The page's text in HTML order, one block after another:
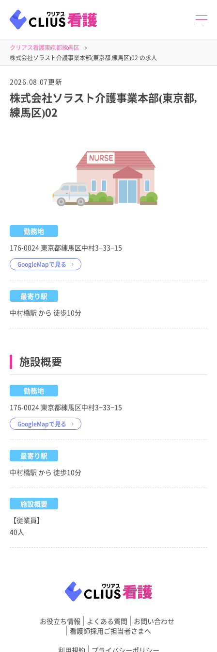
クリアス看護東京都練馬区
株式会社ソラスト介護事業本部(東京都,練馬区)02 の求人
2026.08.07更新
株式会社ソラスト介護事業本部(東京都,
練馬区)02
勤務地
176-0024 東京都練馬区中村3−33−15
GoogleMapで見る
最寄り駅
中村橋駅 から 徒歩10分
施設概要
勤務地
176-0024 東京都練馬区中村3−33−15
GoogleMapで見る
最寄り駅
中村橋駅 から 徒歩10分
施設概要
【従業員】
40人
お役立ち情報 よくある質問
お問い合わせ
看護師採用ご担当者さまへ